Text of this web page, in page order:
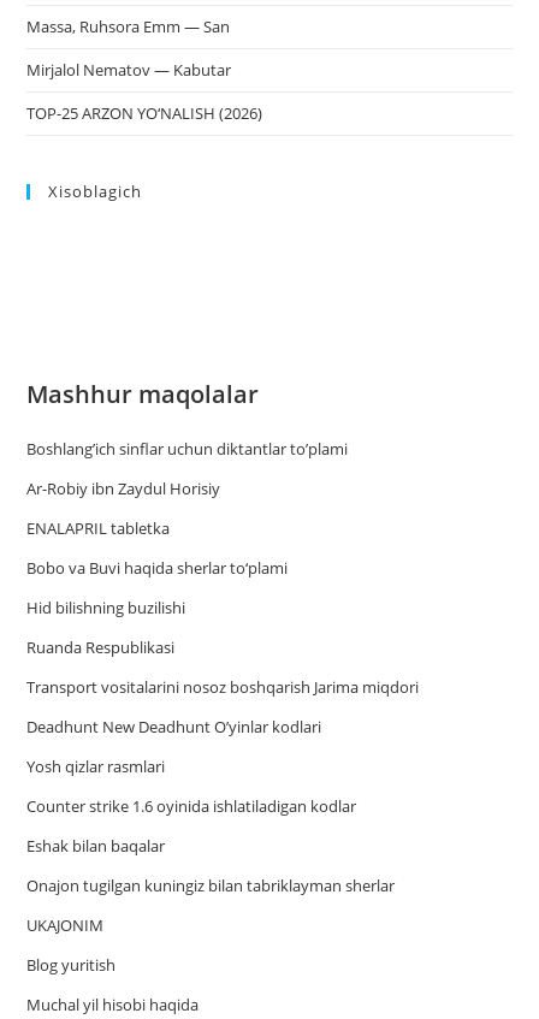
Massa, Ruhsora Emm — San
Mirjalol Nematov — Kabutar
TOP-25 ARZON YO‘NALISH (2026)
Xisoblagich
Mashhur maqolalar
Boshlang’ich sinflar uchun diktantlar to’plami
Ar-Robiy ibn Zaydul Horisiy
ENALAPRIL tabletka
Bobo va Buvi haqida sherlar to‘plami
Hid bilishning buzilishi
Ruanda Respublikasi
Trаnsport vositаlаrini nosoz boshqаrish Jаrimа miqdori
Deadhunt New Deadhunt O’yinlar kodlari
Yosh qizlar rasmlari
Counter strike 1.6 oyinida ishlatiladigan kodlar
Eshak bilan baqalar
Onajon tugilgan kuningiz bilan tabriklayman sherlar
UKAJONIM
Blog yuritish
Muchal yil hisobi haqida